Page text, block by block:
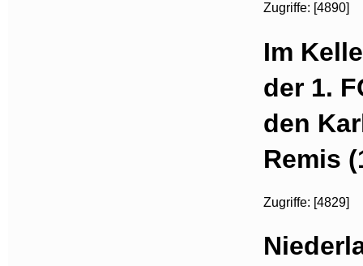
Zugriffe: [4890]
Im
der 1.
den
Remis
Zugriffe: [4829]